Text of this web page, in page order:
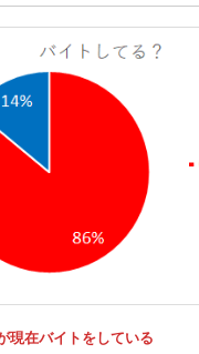
現在バイトをしている